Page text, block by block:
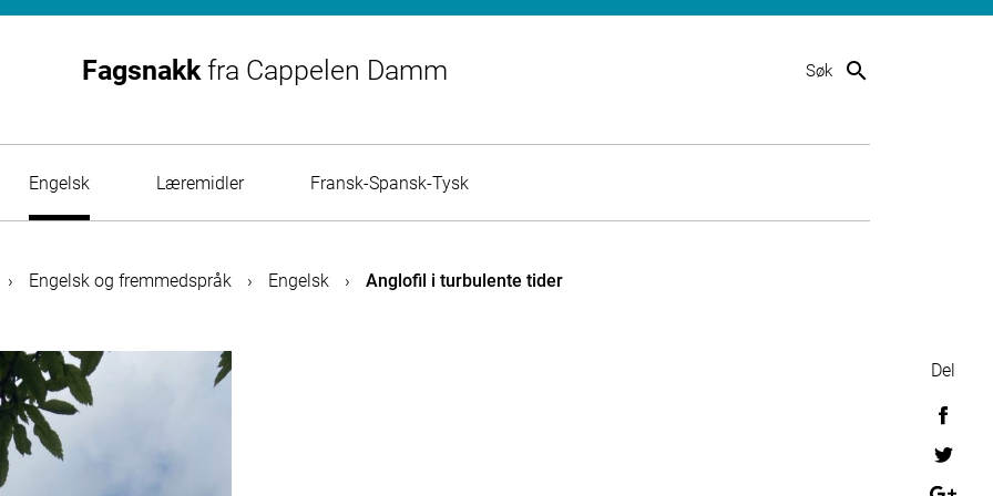
Fagsnakkfra Cappelen Damm Søk search
Engelsk Læremidler Fransk-Spansk-Tysk
› Engelsk og fremmedspråk › Engelsk › Anglofil i turbulente tider
Del